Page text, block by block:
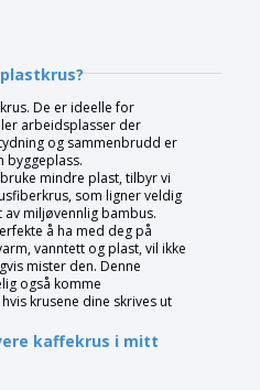
De er ideelle for
arbeidsplasser der
og sammenbrudd er
byggeplass.
mindre plast, tilbyr vi
som ligner veldig
miljøvennlig bambus.
å ha med deg på
vanntett og plast, vil ikke
mister den. Denne
også komme
krusene dine skrives ut
kaffekrus i mitt